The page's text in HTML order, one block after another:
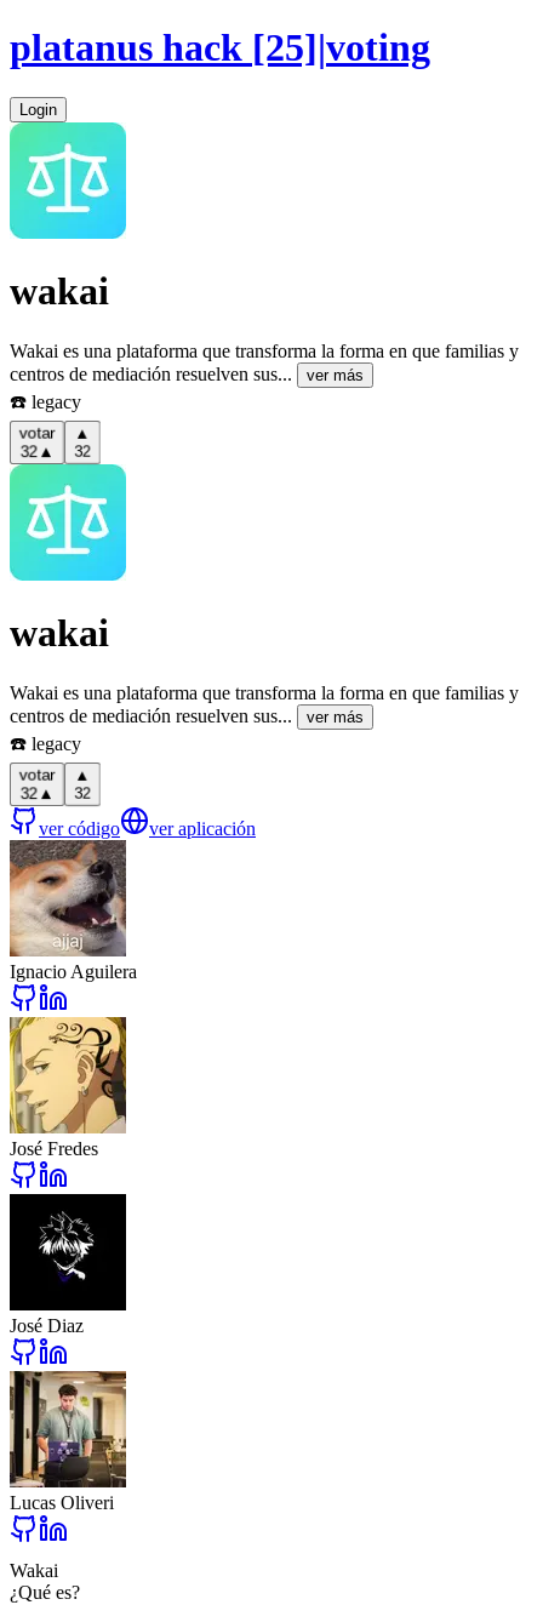
platanus hack [25]|voting
Login
wakai
Wakai es una plataforma que transforma la forma en que familias y
centros de mediación resuelven sus...
ver más
☎️ legacy
votar
32▲
▲
32
wakai
Wakai es una plataforma que transforma la forma en que familias y
centros de mediación resuelven sus...
ver más
☎️ legacy
votar
32▲
▲
32
ver código ver aplicación
Ignacio Aguilera
José Fredes
José Diaz
Lucas Oliveri
Wakai
¿Qué es?